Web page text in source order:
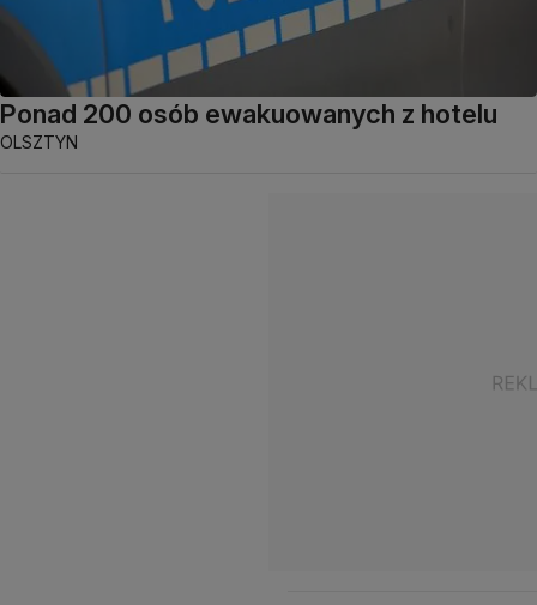
Ponad 200 osób ewakuowanych z hotelu
OLSZTYN